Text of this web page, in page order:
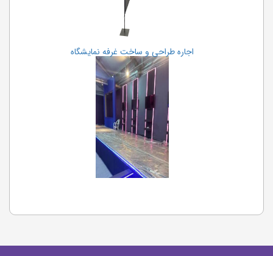
اجاره طراحی و ساخت غرفه نمایشگاه